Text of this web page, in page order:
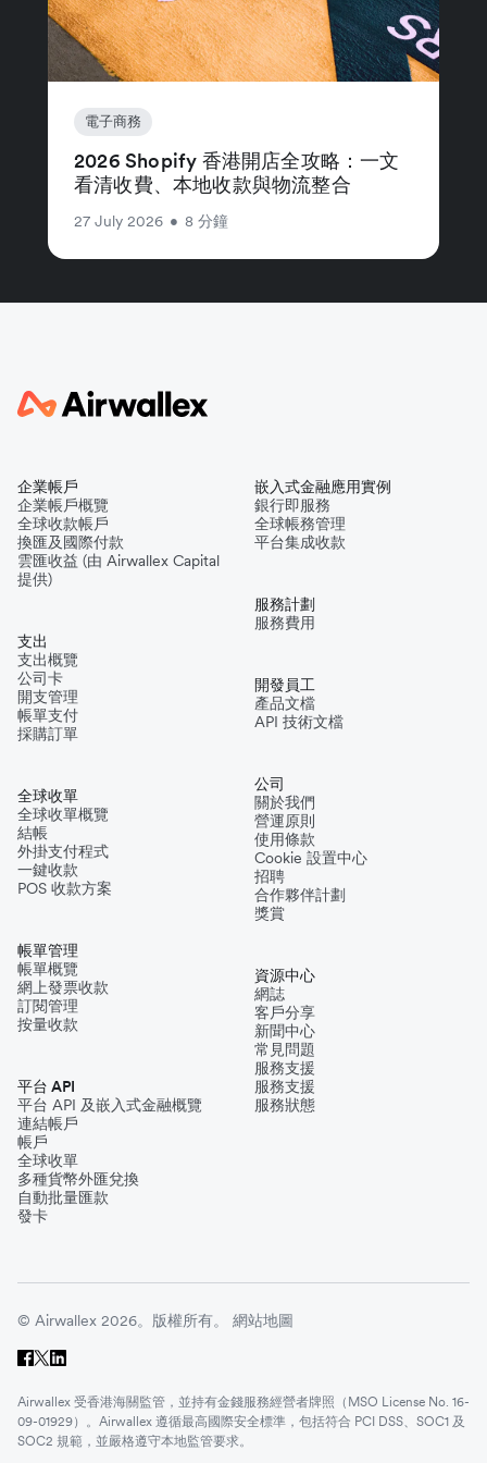
電子商務
2026 Shopify 香港開店全攻略：一文
看清收費、本地收款與物流整合
27 July 2026 • 8 分鐘
企業帳戶
企業帳戶概覽
全球收款帳戶
換匯及國際付款
雲匯收益 (由 Airwallex Capital
提供)
支出
支出概覽
公司卡
開支管理
帳單支付
採購訂單
全球收單
全球收單概覽
結帳
外掛支付程式
一鍵收款
POS 收款方案
帳單管理
帳單概覽
網上發票收款
訂閱管理
按量收款
平台 API
平台 API 及嵌入式金融概覽
連結帳戶
帳戶
全球收單
多種貨幣外匯兌換
自動批量匯款
發卡
嵌入式金融應用實例
銀行即服務
全球帳務管理
平台集成收款
服務計劃
服務費用
開發員工
產品文檔
API 技術文檔
公司
關於我們
營運原則
使用條款
Cookie 設置中心
招聘
合作夥伴計劃
獎賞
資源中心
網誌
客戶分享
新聞中心
常見問題
服務支援
服務支援
服務狀態
© Airwallex 2026。版權所有。 網站地圖
Airwallex 受香港海關監管，並持有金錢服務經營者牌照（MSO License No. 16-
09-01929）。Airwallex 遵循最高國際安全標準，包括符合 PCI DSS、SOC1 及
SOC2 規範，並嚴格遵守本地監管要求。